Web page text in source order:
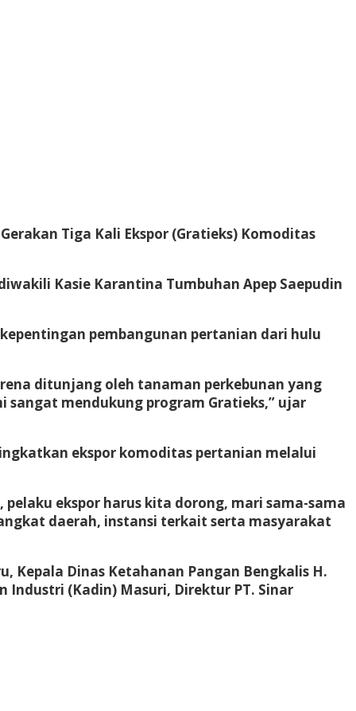
Tiga Kali Ekspor (Gratieks) Komoditas
Kasie Karantina Tumbuhan Apep Saepudin
pembangunan pertanian dari hulu
ditunjang oleh tanaman perkebunan yang
sangat mendukung program Gratieks,” ujar
ekspor komoditas pertanian melalui
ekspor harus kita dorong, mari sama-sama
daerah, instansi terkait serta masyarakat
Kepala Dinas Ketahanan Pangan Bengkalis H.
Industri (Kadin) Masuri, Direktur PT. Sinar